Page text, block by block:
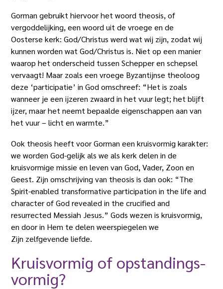
Gorman gebruikt hiervoor het woord theosis, of
vergoddelijking, een woord uit de vroege en de
Oosterse kerk: God/Christus werd wat wij zijn, zodat wij
kunnen worden wat God/Christus is. Niet op een manier
waarop het onderscheid tussen Schepper en schepsel
vervaagt! Maar zoals een vroege Byzantijnse theoloog
deze ‘participatie’ in God omschreef: “Het is zoals
wanneer je een ijzeren zwaard in het vuur legt; het blijft
ijzer, maar het neemt bepaalde eigenschappen aan van
het vuur – licht en warmte.”
Ook theosis heeft voor Gorman een kruisvormig karakter:
we worden God-gelijk als we als kerk delen in de
kruisvormige missie en leven van God, Vader, Zoon en
Geest. Zijn omschrijving van theosis is dan ook: “The
Spirit-enabled transformative participation in the life and
character of God revealed in the crucified and
resurrected Messiah Jesus.” Gods wezen is kruisvormig,
en door in Hem te delen weerspiegelen we
Zijn zelfgevende liefde.
Kruisvormig of opstandings­
vormig?